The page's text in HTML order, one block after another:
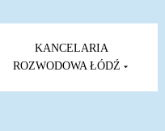
KANCELARIA
ROZWODOWA ŁÓDŹ